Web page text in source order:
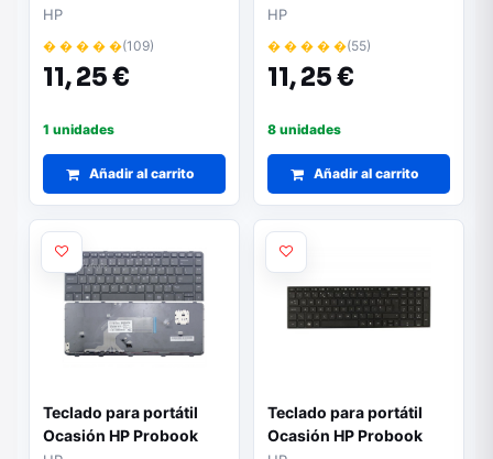
450
HP
� � � � �(109)
11,25 €
1 unidades
Añadir al carrito
430 g2 / 440 g1 / 445 g1
/ 640 g1 / negro con
marco alemán +
pegatina castellano
HP
� � � � �(55)
11,25 €
8 unidades
Añadir al carrito
Teclado para portátil
Ocasión HP Probook
Teclado para portátil
Ocasión HP Probook